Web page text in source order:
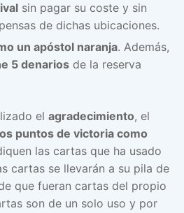
sin pagar su coste y sin
de dichas ubicaciones.
un apóstol naranja. Además,
5 denarios de la reserva
el agradecimiento, el
puntos de victoria como
las cartas que ha usado
cartas se llevarán a su pila de
que fueran cartas del propio
son de un solo uso y por